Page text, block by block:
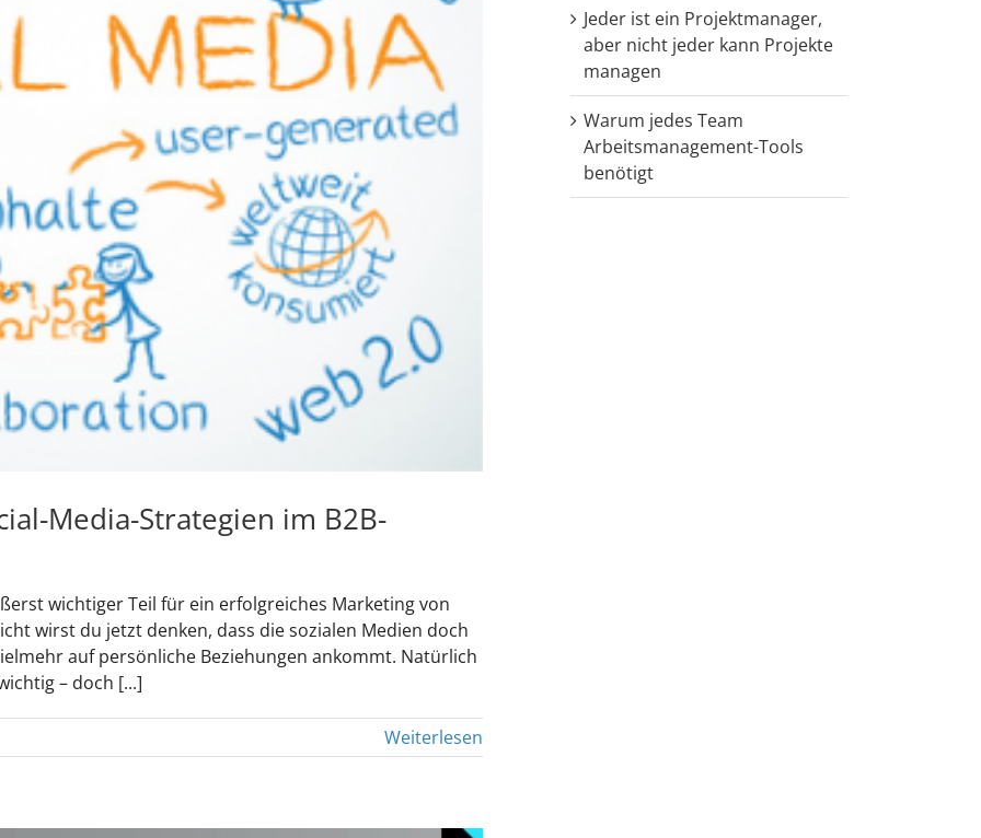
Media-Strategien im B2B-
wichtiger Teil für ein erfolgreiches Marketing von
wirst du jetzt denken, dass die sozialen Medien doch
auf persönliche Beziehungen ankommt. Natürlich
– doch [...]
Weiterlesen
Jeder ist ein Projektmanager,
aber nicht jeder kann Projekte
managen
Warum jedes Team
Arbeitsmanagement-Tools
benötigt